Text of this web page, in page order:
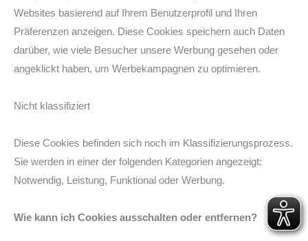
Websites basierend auf Ihrem Benutzerprofil und Ihren
Präferenzen anzeigen. Diese Cookies speichern auch Daten
darüber, wie viele Besucher unsere Werbung gesehen oder
angeklickt haben, um Werbekampagnen zu optimieren.
Nicht klassifiziert
Diese Cookies befinden sich noch im Klassifizierungsprozess.
Sie werden in einer der folgenden Kategorien angezeigt:
Notwendig, Leistung, Funktional oder Werbung.
Wie kann ich Cookies ausschalten oder entfernen?